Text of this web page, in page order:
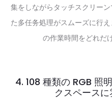
集をしながらタッチスクリー
た多任务処理がスムーズに行
の作業時間をどれだ
4. 108 種類の RGB 照
クスペース